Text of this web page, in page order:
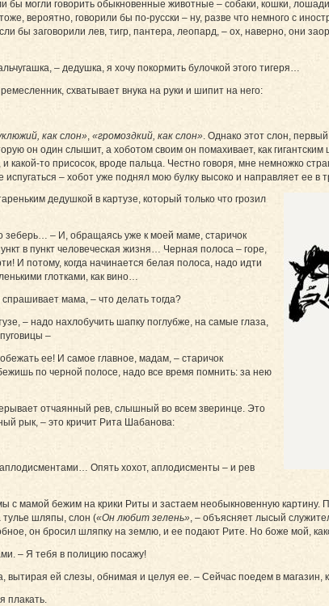
могли говорить обыкновенные животные – собаки, кошки,
вероятно, говорили бы по-русски – ну, разве что немного с
бы заговорили лев, тигр, пантера, леопард, – ох, наверно, они
– дедушка, я хочу покормить булочкой этого тигеря…
схватывает внука на руки и шипит на него:
как слон» «громоздкий, как слон» . Однако этот слон,
он один слышит, а хоботом своим он помахивает, как
какой-то присосок, вроде пальца. Честно говоря, мне немножко
– хобот уже поднял мою булку высоко и направляет ее в
дедушкой в картузе, который только что грозил
зеберь… – И, обращаясь уже к моей маме, старичок
в пункт человеческая жизня… Черная полоса – горе,
И потому, когда начинается белая полоса, надо идти
глотками, как вино…
мама, – что делать тогда?
– надо нахлобучить шапку поглубже, на самые глаза,
–
ее! И самое главное, мадам, – старичок
по черной полосе, надо все время помнить: за нею
отчаянный рев, слышный во всем зверинце. Это
рык, – это кричит Рита Шабанова:
Опять хохот, аплодисменты – и рев
с мамой бежим на крики Риты и застаем необыкновенную картину.
тулье шляпы, слон («Он любит зелень» , – объясняет лысый
он бросил шляпку на землю, и ее подают Рите. Но боже мой,
– Я тебя в полицию посажу!
ей слезы, обнимая и целуя ее. – Сейчас поедем в магазин,
плакать.